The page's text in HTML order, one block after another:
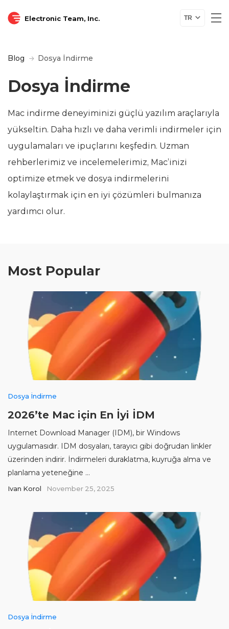
Electronic Team, Inc. TR
Blog Dosya İndirme
Dosya İndirme
Mac indirme deneyiminizi güçlü yazılım araçlarıyla
yükseltin. Daha hızlı ve daha verimli indirmeler için
uygulamaları ve ipuçlarını keşfedin. Uzman
rehberlerimiz ve incelemelerimiz, Mac’inizi
optimize etmek ve dosya indirmelerini
kolaylaştırmak için en iyi çözümleri bulmanıza
yardımcı olur.
Most Popular
Dosya İndirme
2026’te Mac için En İyi İDM
Internet Download Manager (IDM), bir Windows
uygulamasıdır. IDM dosyaları, tarayıcı gibi doğrudan linkler
üzerinden indirir. İndirmeleri duraklatma, kuyruğa alma ve
planlama yeteneğine ...
Ivan Korol November 25, 2025
Dosya İndirme